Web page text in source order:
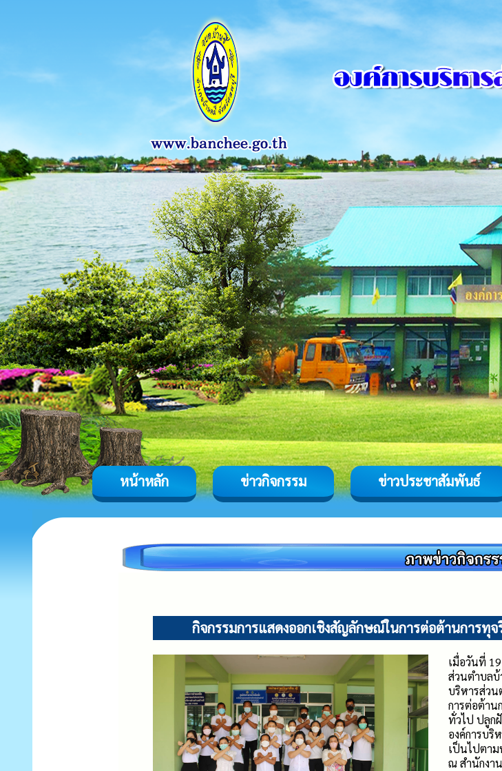
หน้าหลัก ข่าวกิจกรรม ข่าวประชาสัมพันธ์
กิจกรรมการแสดงออกเชิงสัญลักษณ์ในการต่อต้านการ
เมื่อวันที่
ส่วนตำบลบ้
บริหารส่วน
การต่อต้าน
ทั่วไป ปลูก
องค์การบริ
เป็นไปตา
ณ สำนักงา